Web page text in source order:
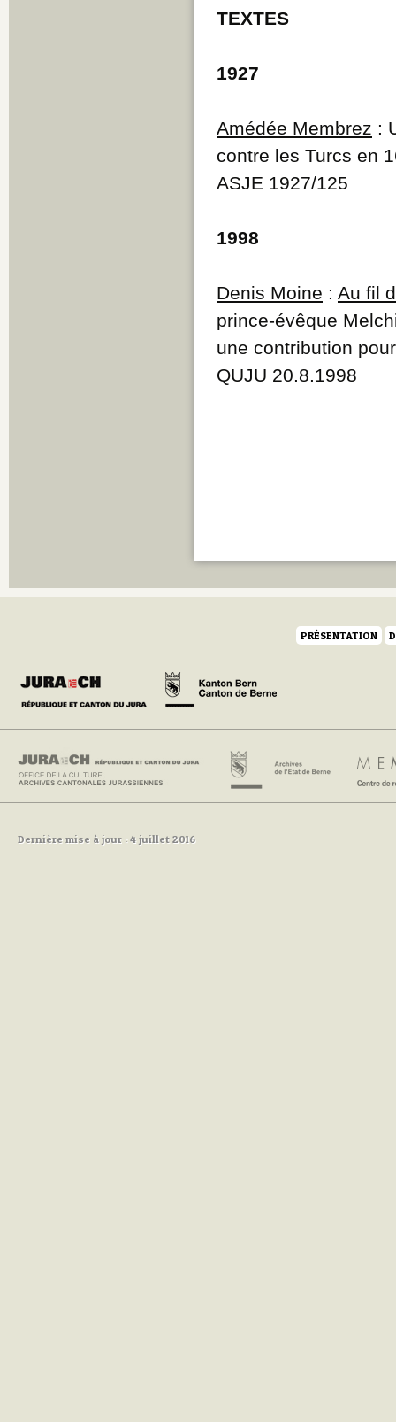
TEXTES
1927
Amédée Membrez :
contre les Turcs en
ASJE 1927/125
1998
Denis Moine : Au fil
prince-évêque
une contribution
QUJU 20.8.1998
PRÉSENTATION
Dernière mise à jour : 4 juillet 2016